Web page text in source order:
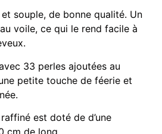
souple, de bonne qualité. Un
voile, ce qui le rend facile à
33 perles ajoutées au
petite touche de féerie et
est doté de d’une
cm de long